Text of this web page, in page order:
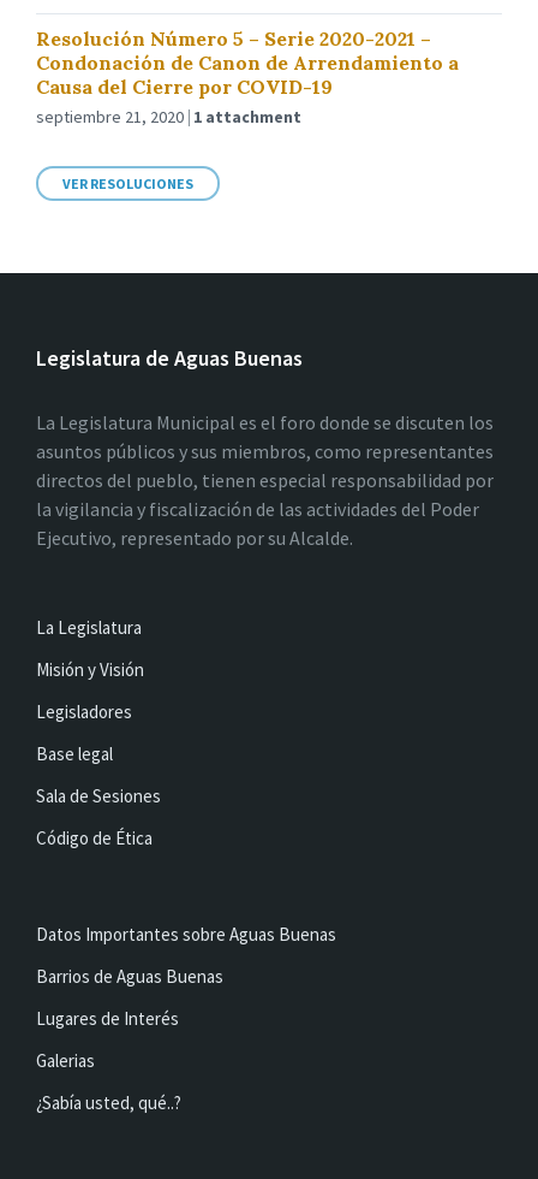
Resolución Número 5 – Serie 2020-2021 –
Condonación de Canon de Arrendamiento a
Causa del Cierre por COVID-19
septiembre 21, 2020 1 attachment
VER RESOLUCIONES
Legislatura de Aguas Buenas
La Legislatura Municipal es el foro donde se discuten los
asuntos públicos y sus miembros, como representantes
directos del pueblo, tienen especial responsabilidad por
la vigilancia y fiscalización de las actividades del Poder
Ejecutivo, representado por su Alcalde.
La Legislatura
Misión y Visión
Legisladores
Base legal
Sala de Sesiones
Código de Ética
Datos Importantes sobre Aguas Buenas
Barrios de Aguas Buenas
Lugares de Interés
Galerias
¿Sabía usted, qué..?